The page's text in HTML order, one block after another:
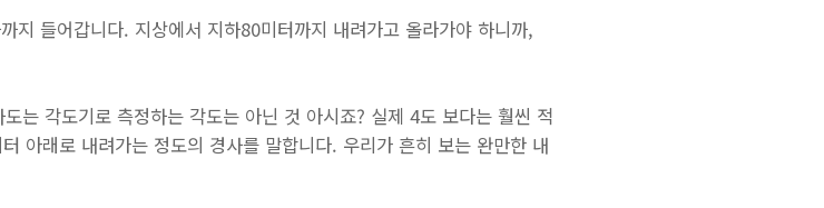
지 들어갑니다. 지상에서 지하80미터까지 내려가고 올라가야 하니까,
는 각도기로 측정하는 각도는 아닌 것 아시죠? 실제 4도 보다는 훨씬 적
아래로 내려가는 정도의 경사를 말합니다. 우리가 흔히 보는 완만한 내